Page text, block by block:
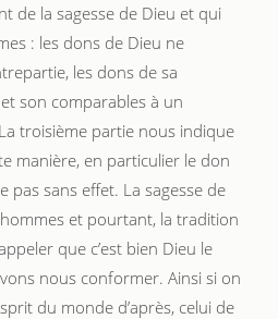
de la sagesse de Dieu et qui
: les dons de Dieu ne
les dons de sa
son comparables à un
troisième partie nous indique
manière, en particulier le don
pas sans effet. La sagesse de
hommes et pourtant, la tradition
que c’est bien Dieu le
nous conformer. Ainsi si on
du monde d’après, celui de